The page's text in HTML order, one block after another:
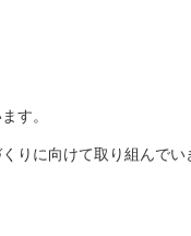
す。
りに向けて取り組んでい